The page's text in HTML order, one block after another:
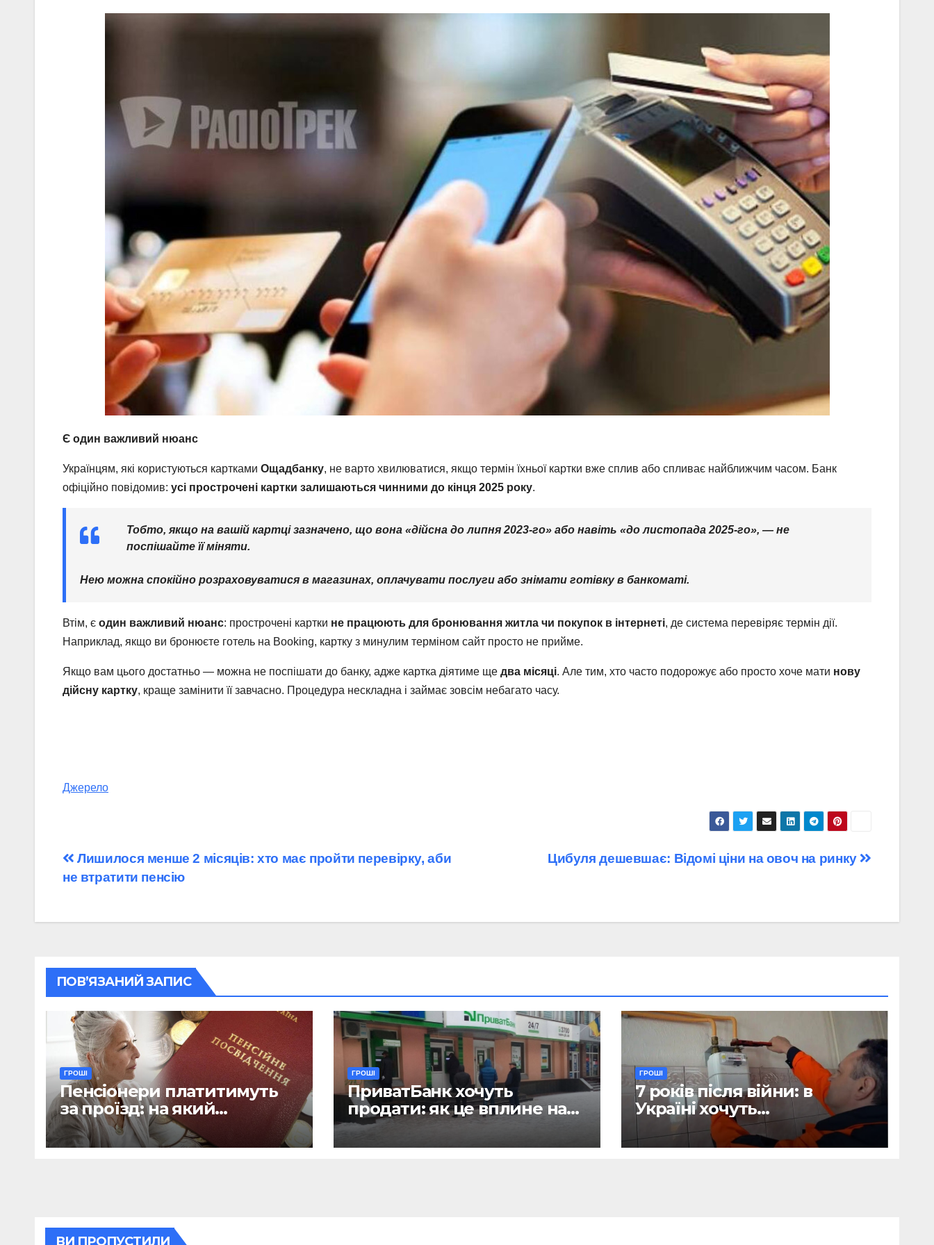
Є один важливий нюанс
Українцям, які користуються картками Ощадбанку, не варто хвилюватися, якщо термін їхньої картки вже сплив або спливає найближчим часом. Банк
офіційно повідомив: усі прострочені картки залишаються чинними до кінця 2025 року.
Тобто, якщо на вашій картці зазначено, що вона «дійсна до липня 2023-го» або навіть «до листопада 2025-го», — не
поспішайте її міняти.
Нею можна спокійно розраховуватися в магазинах, оплачувати послуги або знімати готівку в банкоматі.
Втім, є один важливий нюанс: прострочені картки не працюють для бронювання житла чи покупок в інтернеті, де система перевіряє термін дії.
Наприклад, якщо ви бронюєте готель на Booking, картку з минулим терміном сайт просто не прийме.
Якщо вам цього достатньо — можна не поспішати до банку, адже картка діятиме ще два місяці. Але тим, хто часто подорожує або просто хоче мати нову
дійсну картку, краще замінити її завчасно. Процедура нескладна і займає зовсім небагато часу.
Джерело
Навігація
записів
Цибуля дешевшає: Відомі ціни на овоч на ринку
Лишилося менше 2 місяців: хто має пройти перевірку, аби
не втратити пенсію
ПОВ’ЯЗАНИЙ ЗАПИС
ГРОШІ
Пенсіонери платитимуть
за проїзд: на який
транспорт не діятиме
пільга
ГРОШІ
ПриватБанк хочуть
продати: як це вплине на
отримання зарплат, пенсій
і стипендій
ГРОШІ
7 років після війни: в
Україні хочуть
відтермінувати
встановлення лічильників
ВИ ПРОПУСТИЛИ